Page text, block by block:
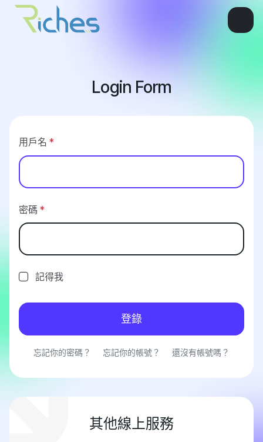
Login Form
用戶名 *
密碼 *
記得我
登錄
忘記你的密碼？ 忘記你的帳號？ 還沒有帳號嗎？
其他線上服務